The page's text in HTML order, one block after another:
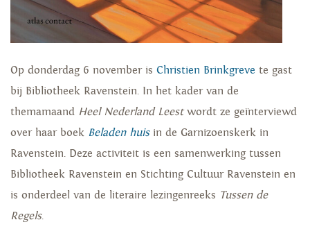
Op donderdag 6 november is Christien Brinkgreve te gast
bij Bibliotheek Ravenstein. In het kader van de
themamaand Heel Nederland Leestwordt ze geïnterviewd
over haar boek Beladen huisin de Garnizoenskerk in
Ravenstein. Deze activiteit is een samenwerking tussen
Bibliotheek Ravenstein en Stichting Cultuur Ravenstein en
is onderdeel van de literaire lezingenreeks Tussen de
Regels.